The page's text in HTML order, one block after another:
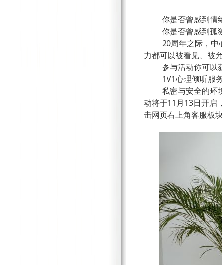
你是否曾感到情
你是否曾感到孤
20周年之际，中
力都可以被看见、被
参与活动你可以
1V1心理倾听服
私密与安全的环
动将于11月13日开启
击网页右上角客服板